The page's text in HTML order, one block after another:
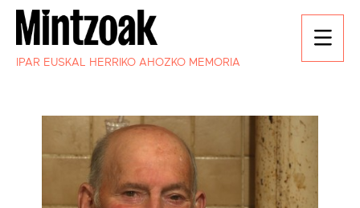
IPAR EUSKAL HERRIKO AHOZKO MEMORIA